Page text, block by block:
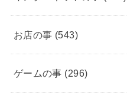
お店の事 (543)
ゲームの事 (296)